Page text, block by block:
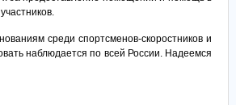
среди спортсменов-скоростников и
наблюдается по всей России. Надеемся